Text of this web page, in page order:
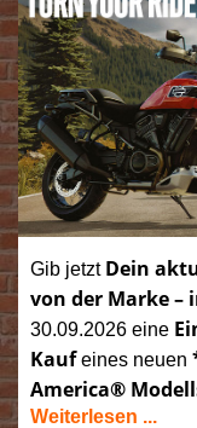
Gib jetzt Dein
von der Marke –
30.09.2026 eine
Kaufeines neuen
America®
Weiterlesen ...